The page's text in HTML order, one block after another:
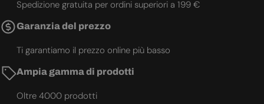
Spedizione gratuita per ordini superiori a 199 €
Garanzia del prezzo
Ti garantiamo il prezzo online più basso
Ampia gamma di prodotti
Oltre 4000 prodotti